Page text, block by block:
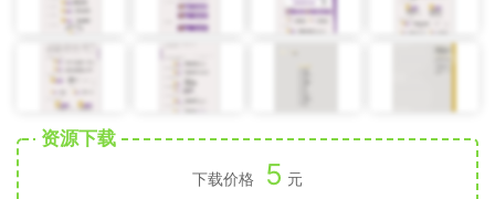
资源下载
下载价格 5 元